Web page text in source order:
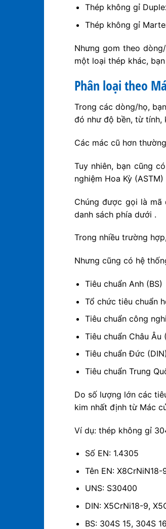
Thép không gỉ
Thép không gỉ
Nhưng gom theo
một loại thép khác,
Phân loại theo
Trong các dòng/họ,
đó như độ bền, từ tính,
Các mác cũ hơn
Tuy nhiên, bạn cũng
nghiệm Hoa Kỳ
Chúng được gọi là mã
danh sách phía dưới .
Trong nhiều trường
Nhưng cũng có hệ
Tiêu chuẩn Anh (BS)
Tổ chức tiêu chuẩn
Tiêu chuẩn công
Tiêu chuẩn Châu Âu
Tiêu chuẩn Đức (DIN)
Tiêu chuẩn Trung
Do số lượng lớn các
kim nhất định từ Mác
Ví dụ: thép không gỉ
Số EN: 1.4305
Tên EN: X8CrNiN18-
UNS: S30400
DIN: X5CrNi18-9,
BS: 304S 15, 304S